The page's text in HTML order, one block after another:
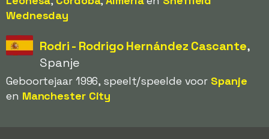
Wednesday
Rodri - Rodrigo Hernández Cascante,
Spanje
Geboortejaar 1996, speelt/speelde voor Spanje
en Manchester City